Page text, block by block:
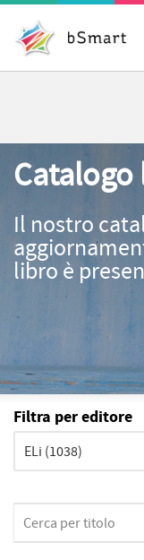
Il nostro
libro è
Filtra per editore